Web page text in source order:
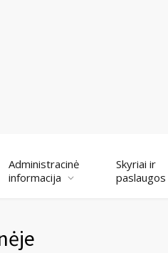
Administracinė
informacija
Skyriai ir
paslaugos